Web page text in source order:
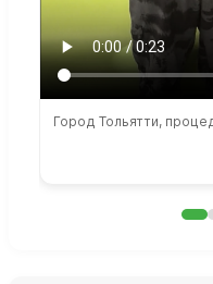
Город Тольятти,